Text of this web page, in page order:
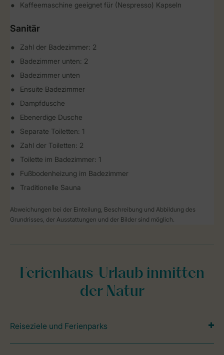
Kaffeemaschine geeignet für (Nespresso) Kapseln
Sanitär
Zahl der Badezimmer: 2
Badezimmer unten: 2
Badezimmer unten
Ensuite Badezimmer
Dampfdusche
Ebenerdige Dusche
Separate Toiletten: 1
Zahl der Toiletten: 2
Toilette im Badezimmer: 1
Fußbodenheizung im Badezimmer
Traditionelle Sauna
Abweichungen bei der Einteilung, Beschreibung und Abbildung des
Grundrisses, der Ausstattungen und der Bilder sind möglich.
Ferienhaus-Urlaub inmitten
der Natur
Reiseziele und Ferienparks